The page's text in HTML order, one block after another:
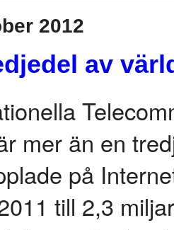
2012
av
mer än en
på
till 2,3